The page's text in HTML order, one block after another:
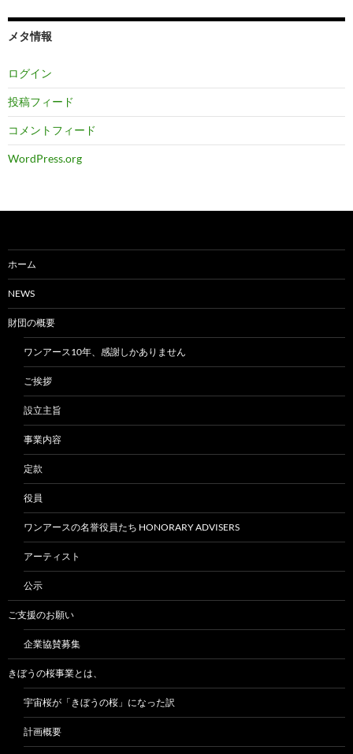
メタ情報
ログイン
投稿フィード
コメントフィード
WordPress.org
ホーム
NEWS
財団の概要
ワンアース10年、感謝しかありません
ご挨拶
設立主旨
事業内容
定款
役員
ワンアースの名誉役員たち HONORARY ADVISERS
アーティスト
公示
ご支援のお願い
企業協賛募集
きぼうの桜事業とは、
宇宙桜が「きぼうの桜」になった訳
計画概要